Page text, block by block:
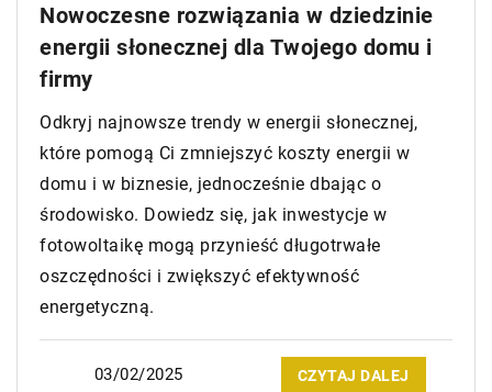
Nowoczesne rozwiązania w dziedzinie
energii słonecznej dla Twojego domu i
firmy
Odkryj najnowsze trendy w energii słonecznej,
które pomogą Ci zmniejszyć koszty energii w
domu i w biznesie, jednocześnie dbając o
środowisko. Dowiedz się, jak inwestycje w
fotowoltaikę mogą przynieść długotrwałe
oszczędności i zwiększyć efektywność
energetyczną.
03/02/2025 CZYTAJ DALEJ